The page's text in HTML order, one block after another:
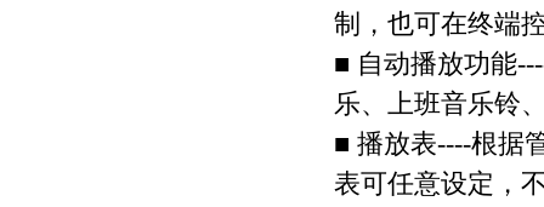
制，也可在终端
■ 自动播放功能
乐、上班音乐铃
■ 播放表----根据
表可任意设定，